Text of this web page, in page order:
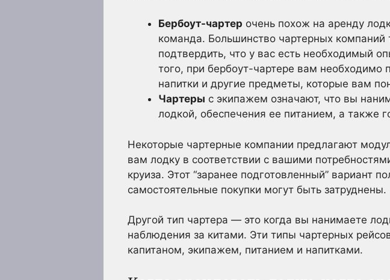
Бербоут-чартер очень похож на аренду
команда. Большинство чартерных компаний
подтвердить, что у вас есть необходимый
того, при бербоут-чартере вам необходимо
напитки и другие предметы, которые вам
Чартеры с экипажем означают, что вы
лодкой, обеспечения ее питанием, а также
Некоторые чартерные компании предлагают
вам лодку в соответствии с вашими
круиза. Этот “заранее подготовленный” вариант
самостоятельные покупки могут быть затруднены.
Другой тип чартера — это когда вы нанимаете
наблюдения за китами. Эти типы чартерных
капитаном, экипажем, питанием и напитками.